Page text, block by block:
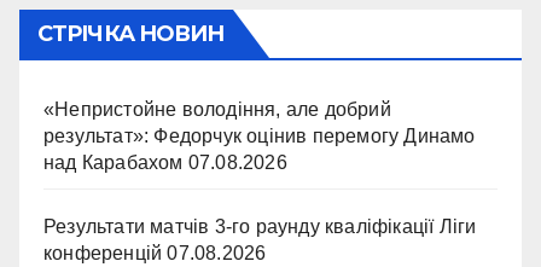
СТРІЧКА НОВИН
«Непристойне володіння, але добрий
результат»: Федорчук оцінив перемогу Динамо
над Карабахом 07.08.2026
Результати матчів 3-го раунду кваліфікації Ліги
конференцій 07.08.2026